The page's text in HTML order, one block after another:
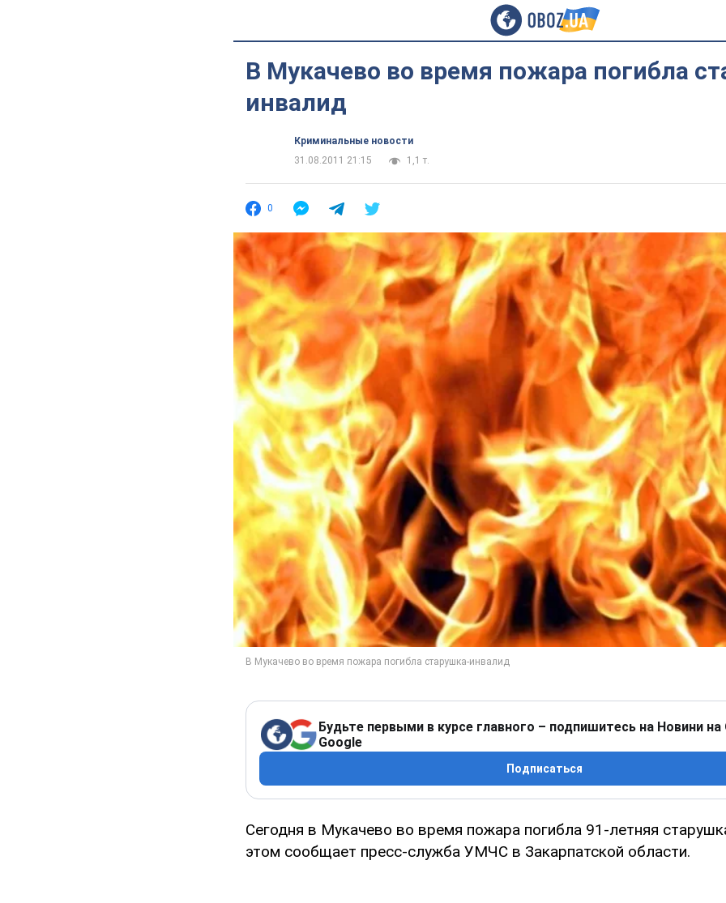
В Мукачево во время пожара погибла
инвалид
Криминальные новости
31.08.2011 21:15
1,1 т.
0
Будьте первыми в курсе главного – подпишитесь на Новини на
Google
Подписаться
Сегодня в Мукачево во время пожара погибла 91-летняя
этом сообщает пресс-служба УМЧС в Закарпатской области.